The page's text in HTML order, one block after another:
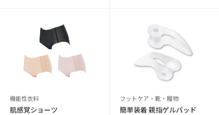
機能性衣料
肌感覚ショーツ
フットケア・靴・履物
簡単装着 親指ゲルパッド